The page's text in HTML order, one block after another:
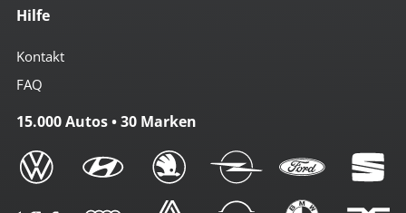
Hilfe
Kontakt
FAQ
15.000 Autos • 30 Marken